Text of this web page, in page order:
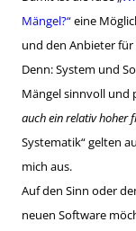
Mängel?“eine
und den Anbieter
Denn: System und
Mängel sinnvoll und
auch ein relativ hoher
Systematik“ gelten
mich aus.
Auf den Sinn oder
neuen Software